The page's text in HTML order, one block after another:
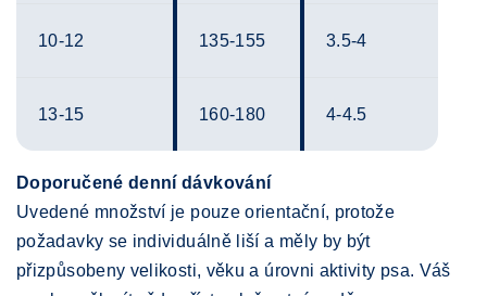
10-12 135-155 3.5-4
13-15 160-180 4-4.5
Doporučené denní dávkování
Uvedené množství je pouze orientační, protože
požadavky se individuálně liší a měly by být
přizpůsobeny velikosti, věku a úrovni aktivity psa. Váš